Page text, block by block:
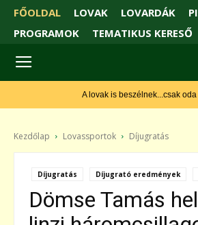
FŐOLDAL LOVAK LOVARDÁK
PROGRAMOK
TEMATIKUS KERESŐ
A lovak is beszélnek...csak oda kell
Kezdőlap Lovassportok Díjugratás
Díjugratás Díjugrató eredmények
Dömse Tamás